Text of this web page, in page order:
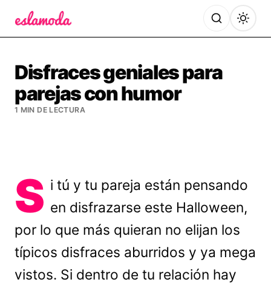
Disfraces geniales para
parejas con humor
1 MIN DE LECTURA
S i tú y tu pareja están pensando
en disfrazarse este Halloween,
por lo que más quieran no elijan los
típicos disfraces aburridos y ya mega
vistos. Si dentro de tu relación hay